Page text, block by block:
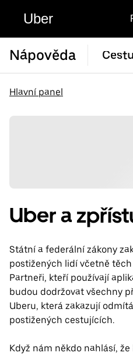
Uber
Nápověda
Hlavní panel
Uber a
Státní a federální zákony
postižených lidí včetně
Partneři, kteří používají
budou dodržovat všechny
Uberu, která zakazují
postižených cestujících.
Když nám někdo nahlásí,